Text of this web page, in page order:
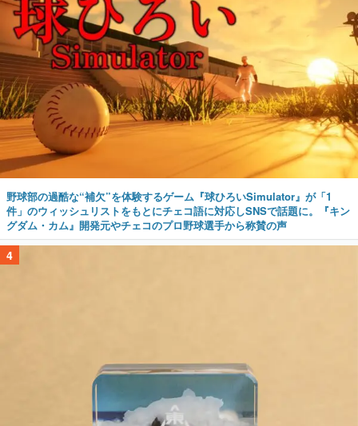
野球部の過酷な“補欠”を体験するゲーム『球ひろいSimulator』が「1
件」のウィッシュリストをもとにチェコ語に対応しSNSで話題に。『キン
グダム・カム』開発元やチェコのプロ野球選手から称賛の声
4